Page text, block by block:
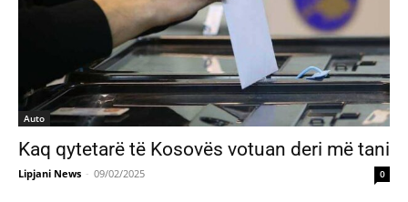
Auto
Kaq qytetarë të Kosovës votuan deri më tani
Lipjani News - 09/02/2025 0